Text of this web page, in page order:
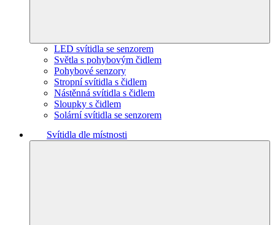
LED svítidla se senzorem
Světla s pohybovým čidlem
Pohybové senzory
Stropní svítidla s čidlem
Nástěnná svítidla s čidlem
Sloupky s čidlem
Solární svítidla se senzorem
Svítidla dle místnosti